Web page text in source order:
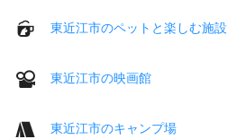
東近江市のペットと楽しむ施設
東近江市の映画館
東近江市のキャンプ場